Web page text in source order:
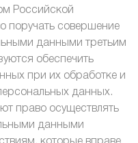
Российской
поручать совершение
данными третьим
обеспечить
при их обработке и
данных.
право осуществлять
данными